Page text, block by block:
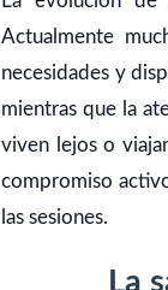
Actualmente
necesidades y
mientras que la
viven lejos o
compromiso
las sesiones.
La